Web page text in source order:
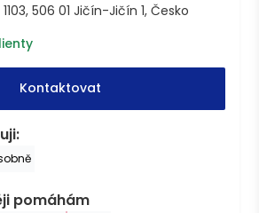
506 01 Jičín-Jičín 1, Česko
Kontaktovat
pomáhám